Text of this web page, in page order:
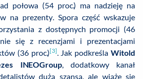
połowa (54 proc.) ma nadzieję na
na prezenty. Spora część wskazuje
z dostępnych promocji (46
się z recenzjami i prezentacjami
(36 proc.)[3]. Jak podkreśla Witold
INEOGroup, dodatkowy kanał
dużą szansą, ale wiąże się